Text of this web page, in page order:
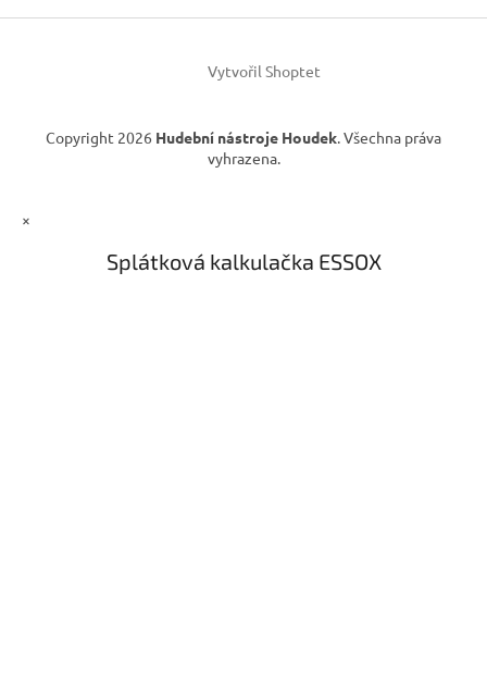
s
í
Vytvořil Shoptet
Copyright 2026 Hudební nástroje Houdek. Všechna práva
vyhrazena.
×
Splátková kalkulačka ESSOX